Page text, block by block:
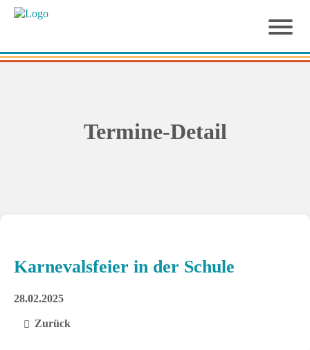
Termine-Detail
Karnevalsfeier in der Schule
28.02.2025
Zurück